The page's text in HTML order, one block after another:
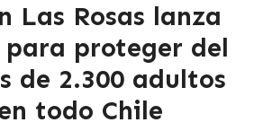
Las Rosas lanza
para proteger del
de 2.300 adultos
todo Chile